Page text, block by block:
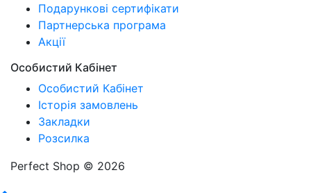
Подарункові сертифікати
Партнерська програма
Акції
Особистий Кабінет
Особистий Кабінет
Історія замовлень
Закладки
Розсилка
Perfect Shop © 2026